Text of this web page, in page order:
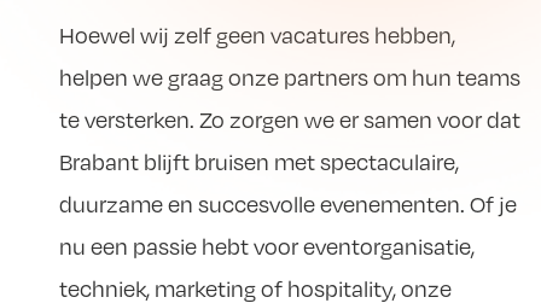
Hoewel wij zelf geen vacatures hebben,
helpen we graag onze partners om hun teams
te versterken. Zo zorgen we er samen voor dat
Brabant blijft bruisen met spectaculaire,
duurzame en succesvolle evenementen. Of je
nu een passie hebt voor eventorganisatie,
techniek, marketing of hospitality, onze